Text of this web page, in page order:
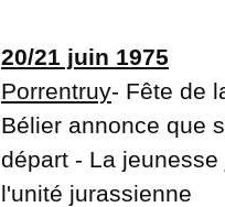
20/21 juin 1975
Porrentruy- Fête de
Bélier annonce que
départ - La
l'unité jurassienne